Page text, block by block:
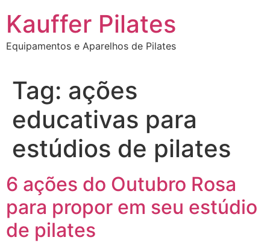
para
conteúdo
Kauffer Pilates
Equipamentos e Aparelhos de Pilates
Tag: ações
educativas para
estúdios de pilates
6 ações do Outubro Rosa
para propor em seu estúdio
de pilates